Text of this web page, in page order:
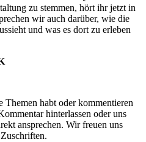
zu stemmen, hört ihr jetzt in
wir auch darüber, wie die
und was es dort zu erleben
habt oder kommentieren
hinterlassen oder uns
ansprechen. Wir freuen uns